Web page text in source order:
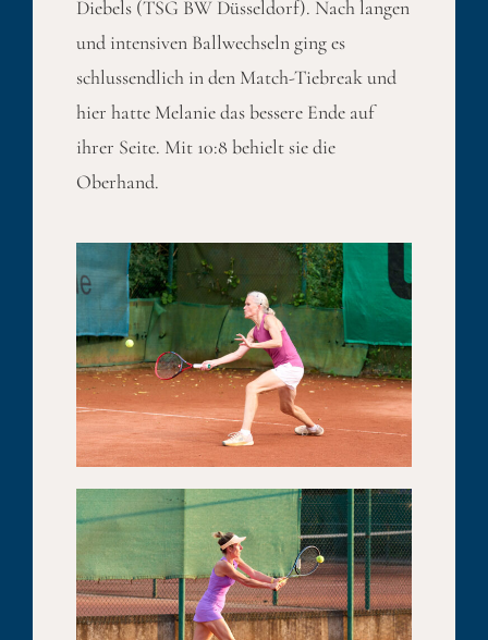
Diebels (TSG BW Düsseldorf). Nach langen
und intensiven Ballwechseln ging es
schlussendlich in den Match-Tiebreak und
hier hatte Melanie das bessere Ende auf
ihrer Seite. Mit 10:8 behielt sie die
Oberhand.